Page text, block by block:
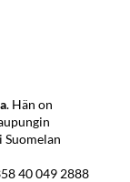
. Hän on
Suomelan
40 049 2888